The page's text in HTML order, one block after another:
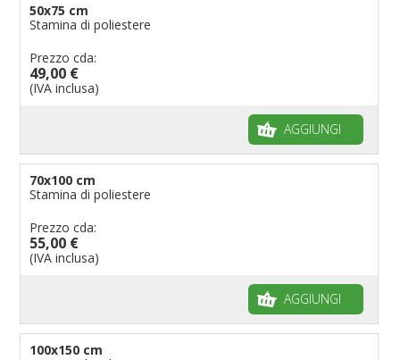
50x75 cm
Stamina di poliestere
Prezzo cda:
49,00 €
(IVA inclusa)
AGGIUNGI
70x100 cm
Stamina di poliestere
Prezzo cda:
55,00 €
(IVA inclusa)
AGGIUNGI
100x150 cm